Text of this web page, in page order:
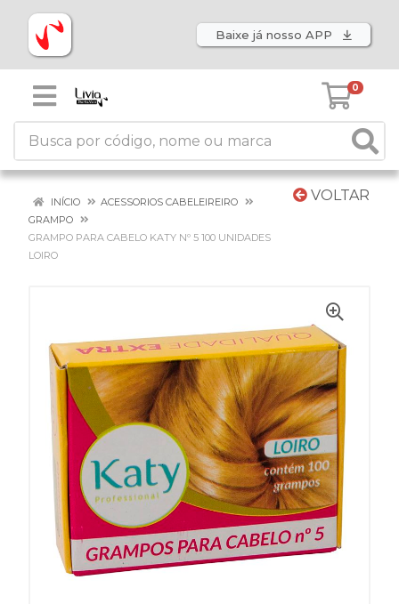
Baixe já nosso APP
0
VOLTAR
INÍCIO
ACESSORIOS CABELEIREIRO
GRAMPO
GRAMPO PARA CABELO KATY Nº 5 100 UNIDADES
LOIRO